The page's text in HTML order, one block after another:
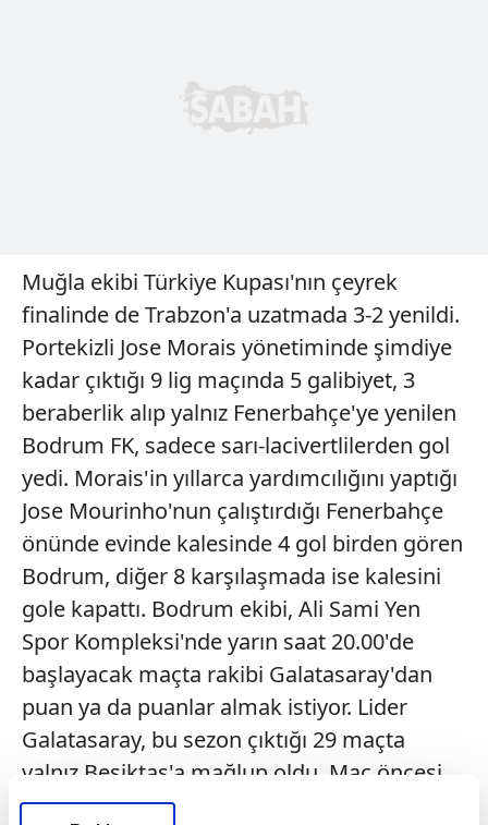
Muğla ekibi Türkiye Kupası'nın çeyrek
finalinde de Trabzon'a uzatmada 3-2 yenildi.
Portekizli Jose Morais yönetiminde şimdiye
kadar çıktığı 9 lig maçında 5 galibiyet, 3
beraberlik alıp yalnız Fenerbahçe'ye yenilen
Bodrum FK, sadece sarı-lacivertlilerden gol
yedi. Morais'in yıllarca yardımcılığını yaptığı
Jose Mourinho'nun çalıştırdığı Fenerbahçe
önünde evinde kalesinde 4 gol birden gören
Bodrum, diğer 8 karşılaşmada ise kalesini
gole kapattı. Bodrum ekibi, Ali Sami Yen
Spor Kompleksi'nde yarın saat 20.00'de
başlayacak maçta rakibi Galatasaray'dan
puan ya da puanlar almak istiyor. Lider
Galatasaray, bu sezon çıktığı 29 maçta
yalnız Beşiktaş'a mağlup oldu. Maç öncesi
Bodrum FK'nın 34, Galatasaray'ın 74 puanı